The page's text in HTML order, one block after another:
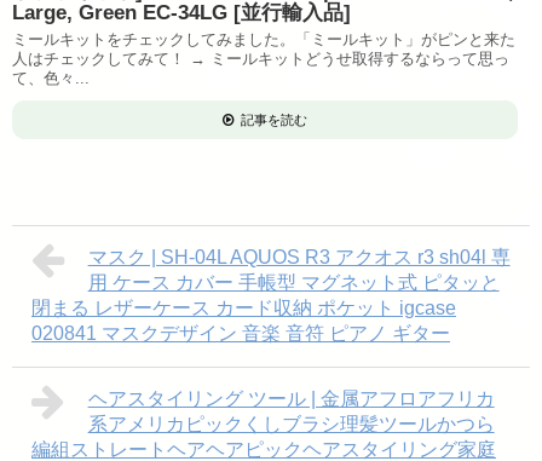
Large, Green EC-34LG [並行輸入品]
ミールキットをチェックしてみました。「ミールキット」がピンと来た
人はチェックしてみて！ → ミールキットどうせ取得するならって思っ
て、色々...
記事を読む
マスク | SH-04L AQUOS R3 アクオス r3 sh04l 専
用 ケース カバー 手帳型 マグネット式 ピタッと
閉まる レザーケース カード収納 ポケット igcase
020841 マスクデザイン 音楽 音符 ピアノ ギター
ヘアスタイリング ツール | 金属アフロアフリカ
系アメリカピックくしブラシ理髪ツールかつら
編組ストレートヘアヘアピックヘアスタイリング家庭